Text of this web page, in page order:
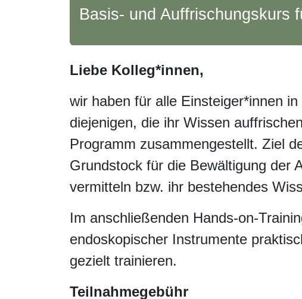
Basis- und Auffrischungskurs
Liebe Kolleg*innen,
wir haben für alle Einsteiger*innen
diejenigen, die ihr Wissen
Programm zusammengestellt. Ziel
Grundstock für die Bewältigung
vermitteln bzw. ihr bestehendes
Im anschließenden Hands-on-
endoskopischer Instrumente
und gezielt trainieren.
Teilnahmegebühr